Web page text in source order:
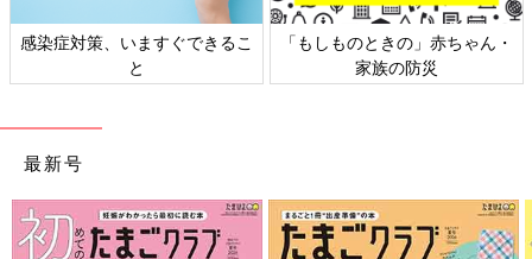
感染症対策、いますぐできるこ
と
「もしものときの」赤ちゃん・
家族の防災
最新号